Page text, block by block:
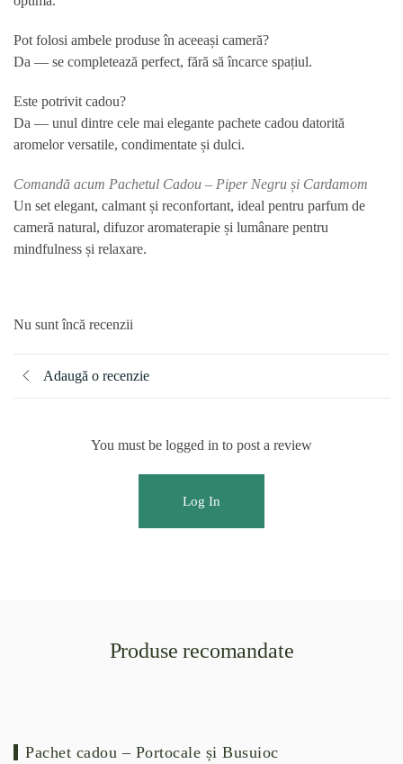
Pot folosi ambele produse în aceeași cameră?
Da — se completează perfect, fără să încarce spațiul.
Este potrivit cadou?
Da — unul dintre cele mai elegante pachete cadou datorită
aromelor versatile, condimentate și dulci.
Comandă acum Pachetul Cadou – Piper Negru și Cardamom
Un set elegant, calmant și reconfortant, ideal pentru parfum de
cameră natural, difuzor aromaterapie și lumânare pentru
mindfulness și relaxare.
Nu sunt încă recenzii
Adaugă o recenzie
You must be logged in to post a review
Log In
Produse recomandate
Pachet cadou – Portocale și Busuioc